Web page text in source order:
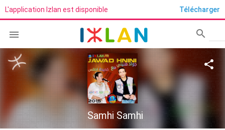
L'application Izlan est disponible Télécharger
 search
Samhi Samhi
share